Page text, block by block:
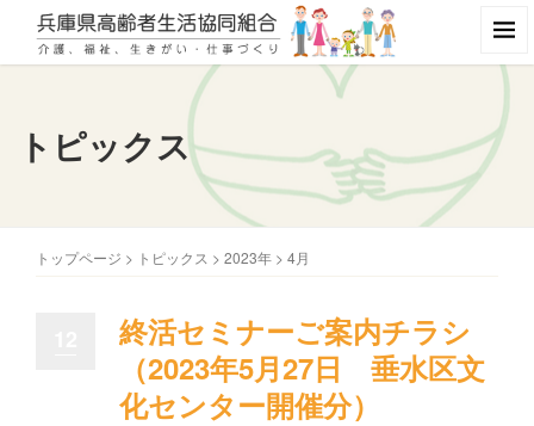
トピックス
トップページ > トピックス > 2023年 > 4月
終活セミナーご案内チラシ
（2023年5月27日 垂水区文
化センター開催分）